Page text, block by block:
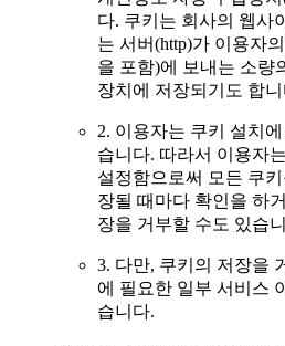
다. 쿠키는 회사의 웹사
는 서버(http)가 이용자
을 포함)에 보내는 소량
장치에 저장되기도 합니
2. 이용자는 쿠키 설치
습니다. 따라서 이용자
설정함으로써 모든 쿠
장될 때마다 확인을 하
장을 거부할 수도 있습
3. 다만, 쿠키의 저장을
에 필요한 일부 서비스
습니다.